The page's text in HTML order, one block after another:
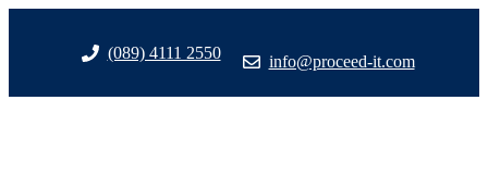
(089) 4111 2550 info@proceed-it.com